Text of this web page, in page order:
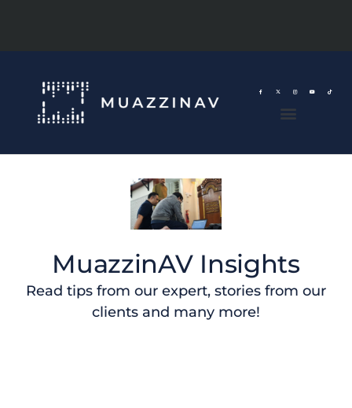
MuazzinAV Insights
Read tips from our expert, stories from our
clients and many more!